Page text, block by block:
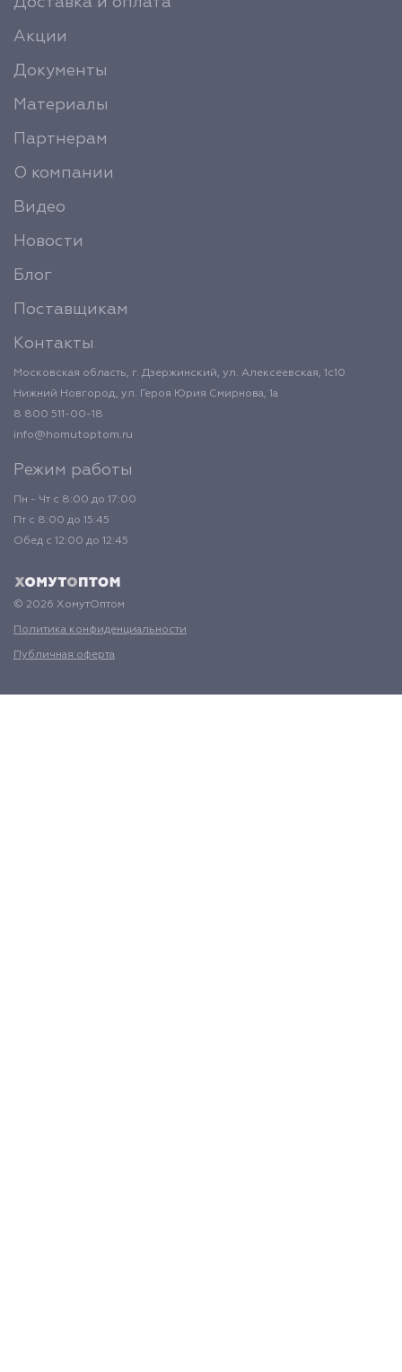
Акции
Документы
Материалы
Партнерам
О компании
Видео
Новости
Блог
Поставщикам
Контакты
Московская область, г. Дзержинский, ул. Алексеевская, 1с10
Нижний Новгород, ул. Героя Юрия Смирнова, 1а
8 800 511-00-18
info@homutoptom.ru
Режим работы
Пн - Чт с 8:00 до 17:00
Пт с 8:00 до 15:45
Обед с 12:00 до 12:45
© 2026 ХомутОптом
Политика конфиденциальности
Публичная оферта